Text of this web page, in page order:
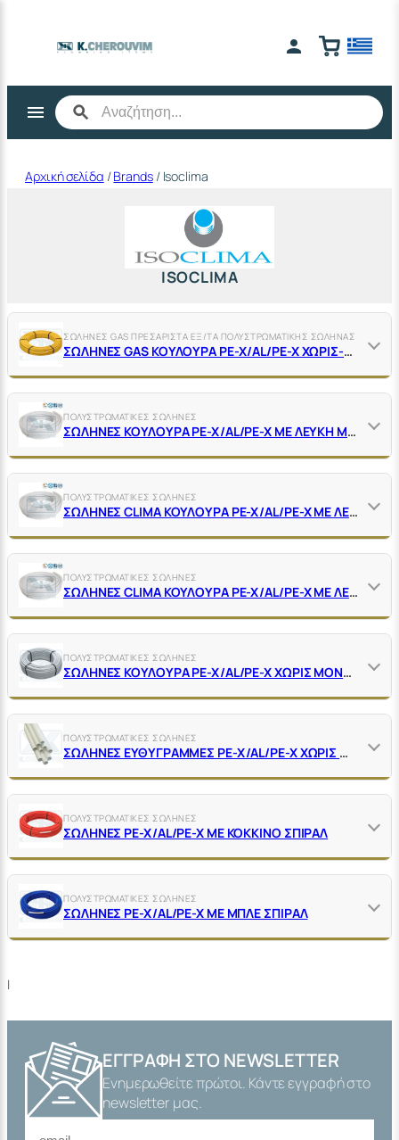
περιεχόμενο
Αρχική σελίδα /Brands/ Isoclima
ISOCLIMA
ΣΩΛΗΝΕΣ GAS ΠΡΕΣΑΡΙΣΤΑ ΕΞ/ΤΑ ΠΟΛΥΣΤΡΩΜΑΤΙΚΗΣ ΣΩΛΗΝΑΣ
ΣΩΛΗΝΕΣ GAS ΚΟΥΛΟΥΡΑ PE-X/AL/PE-X ΧΩΡΙΣ-ΜΟΝΩΣΗ
ΠΟΛΥΣΤΡΩΜΑΤΙΚΕΣ ΣΩΛΗΝΕΣ
ΣΩΛΗΝΕΣ ΚΟΥΛΟΥΡΑ PE-X/AL/PE-X ΜΕ ΛΕΥΚΗ ΜΟΝΩΣΗ 6 MM
ΠΟΛΥΣΤΡΩΜΑΤΙΚΕΣ ΣΩΛΗΝΕΣ
ΣΩΛΗΝΕΣ CLIMA ΚΟΥΛΟΥΡΑ PE-X/AL/PE-X ΜΕ ΛΕΥΚΗ ΜΟΝΩΣΗ 10 MM
ΠΟΛΥΣΤΡΩΜΑΤΙΚΕΣ ΣΩΛΗΝΕΣ
ΣΩΛΗΝΕΣ CLIMA ΚΟΥΛΟΥΡΑ PE-X/AL/PE-X ΜΕ ΛΕΥΚΗ ΜΟΝΩΣΗ 13 MM
ΠΟΛΥΣΤΡΩΜΑΤΙΚΕΣ ΣΩΛΗΝΕΣ
ΣΩΛΗΝΕΣ ΚΟΥΛΟΥΡΑ PE-X/AL/PE-X ΧΩΡΙΣ ΜΟΝΩΣΗ
ΠΟΛΥΣΤΡΩΜΑΤΙΚΕΣ ΣΩΛΗΝΕΣ
ΣΩΛΗΝΕΣ ΕΥΘΥΓΡΑΜΜΕΣ PE-X/AL/PE-X ΧΩΡΙΣ ΜΟΝΩΣΗ
ΠΟΛΥΣΤΡΩΜΑΤΙΚΕΣ ΣΩΛΗΝΕΣ
ΣΩΛΗΝΕΣ PE-X/AL/PE-X ΜΕ ΚΟΚΚΙΝΟ ΣΠΙΡΑΛ
ΠΟΛΥΣΤΡΩΜΑΤΙΚΕΣ ΣΩΛΗΝΕΣ
ΣΩΛΗΝΕΣ PE-X/AL/PE-X ΜΕ ΜΠΛΕ ΣΠΙΡΑΛ
|
ΕΓΓΡΑΦΉ ΣΤΟ NEWSLETTER
Ενημερωθείτε πρώτοι. Κάντε εγγραφή στο
newsletter μας.